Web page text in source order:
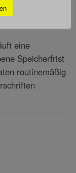
oder ein
eine
Speicherfrist
routinemäßig